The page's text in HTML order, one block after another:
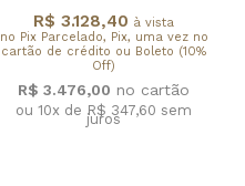
R$ 3.128,40 à vista
no Pix Parcelado, Pix, uma vez no
cartão de crédito ou Boleto (10%
Off)
R$ 3.476,00
ou 10x de R$ 347,60 sem
juros